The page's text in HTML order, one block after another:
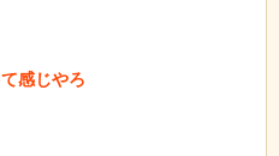
感じやろ